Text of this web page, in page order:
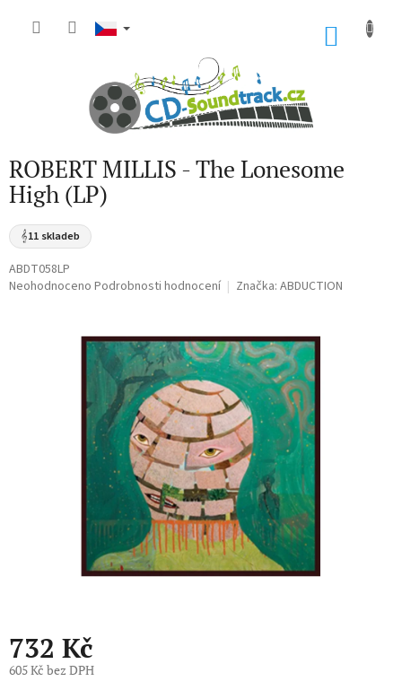
ROBERT MILLIS - The Lonesome
High (LP)
𝄞11 skladeb
ABDT058LP
Průměrné
Neohodnoceno Podrobnosti hodnocení Značka: ABDUCTION
732 Kč
605 Kč bez DPH